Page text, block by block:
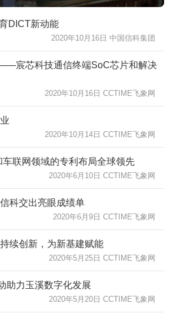
DICT新动能
2020年10月16日 中国信科集团
宸芯科技通信终端SoC芯片和解决
2020年10月16日 CCTIME飞象网
2020年10月14日 CCTIME飞象网
联网领域的专利布局全球领先
2020年6月10日 CCTIME飞象网
科交出亮眼成绩单
2020年6月9日 CCTIME飞象网
续创新，为新基建赋能
2020年5月25日 CCTIME飞象网
助力玉溪数字化发展
2020年5月20日 CCTIME飞象网